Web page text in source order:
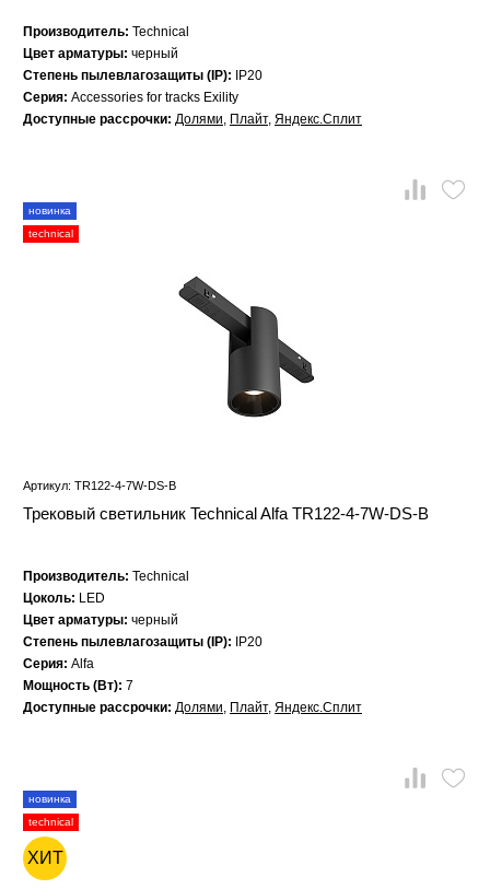
Производитель: Technical
Цвет арматуры: черный
Степень пылевлагозащиты (IP):
IP20
Серия: Accessories for tracks Exility
Доступные рассрочки: Долями, Плайт, Яндекс.Сплит
новинка
technical
Артикул: TR122-4-7W-DS-B
Трековый светильник Technical Alfa TR122-4-7W-DS-B
Производитель: Technical
Цоколь: LED
Цвет арматуры: черный
Степень пылевлагозащиты (IP):
IP20
Серия: Alfa
Мощность (Вт): 7
Доступные рассрочки: Долями, Плайт, Яндекс.Сплит
новинка
technical
ХИТ